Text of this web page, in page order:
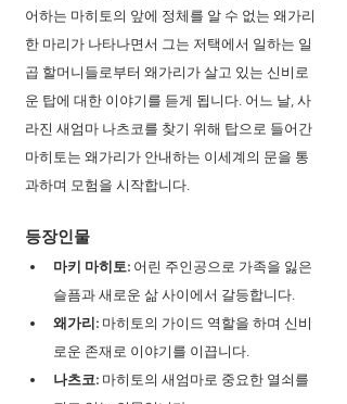
어하는 마히토의 앞에 정체를 알 수 없는 왜가리
한 마리가 나타나면서 그는 저택에서 일하는 일
곱 할머니들로부터 왜가리가 살고 있는 신비로
운 탑에 대한 이야기를 듣게 됩니다. 어느 날, 사
라진 새엄마 나츠코를 찾기 위해 탑으로 들어간
마히토는 왜가리가 안내하는 이세계의 문을 통
과하며 모험을 시작합니다.
등장인물
마키 마히토: 어린 주인공으로 가족을 잃은
슬픔과 새로운 삶 사이에서 갈등합니다.
왜가리: 마히토의 가이드 역할을 하며 신비
로운 존재로 이야기를 이끕니다.
나츠코: 마히토의 새엄마로 중요한 열쇠를